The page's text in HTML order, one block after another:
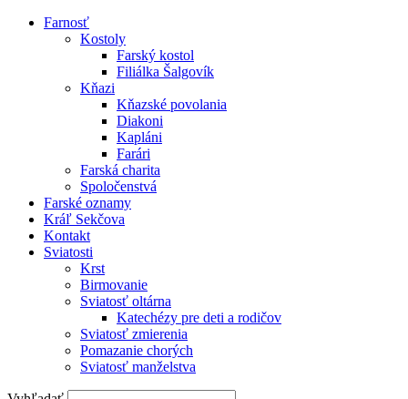
Farnosť
Kostoly
Farský kostol
Filiálka Šalgovík
Kňazi
Kňazské povolania
Diakoni
Kapláni
Farári
Farská charita
Spoločenstvá
Farské oznamy
Kráľ Sekčova
Kontakt
Sviatosti
Krst
Birmovanie
Sviatosť oltárna
Katechézy pre deti a rodičov
Sviatosť zmierenia
Pomazanie chorých
Sviatosť manželstva